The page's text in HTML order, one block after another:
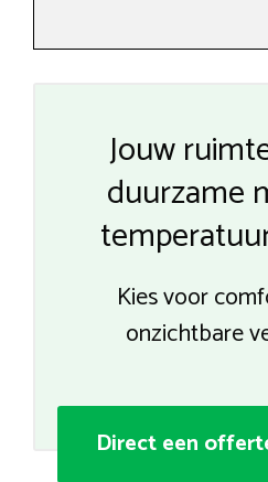
Jouw
duurzame
Kies voor
onzichtbare
Direct een